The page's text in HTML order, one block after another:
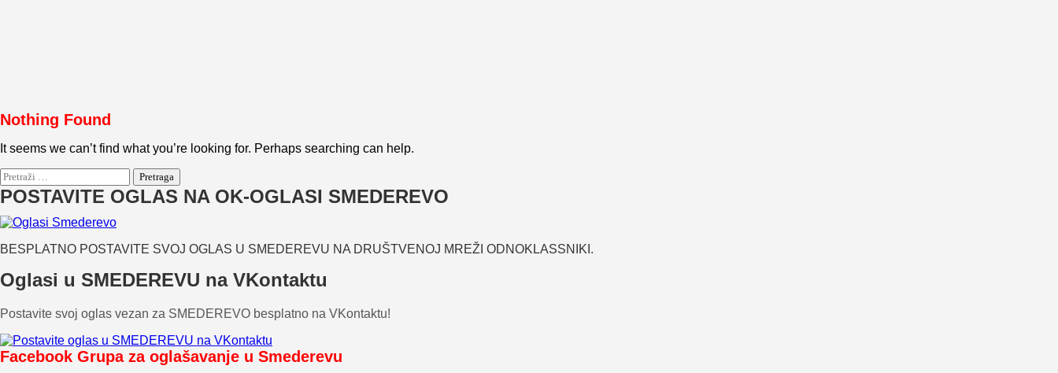
Nothing Found
It seems we can’t find what you’re looking for. Perhaps searching can help.
Pretraga:
POSTAVITE OGLAS NA OK-OGLASI SMEDEREVO
BESPLATNO POSTAVITE SVOJ OGLAS U SMEDEREVU NA DRUŠTVENOJ MREŽI ODNOKLASSNIKI.
Oglasi u SMEDEREVU na VKontaktu
Postavite svoj oglas vezan za SMEDEREVO besplatno na VKontaktu!
Facebook Grupa za oglašavanje u Smederevu